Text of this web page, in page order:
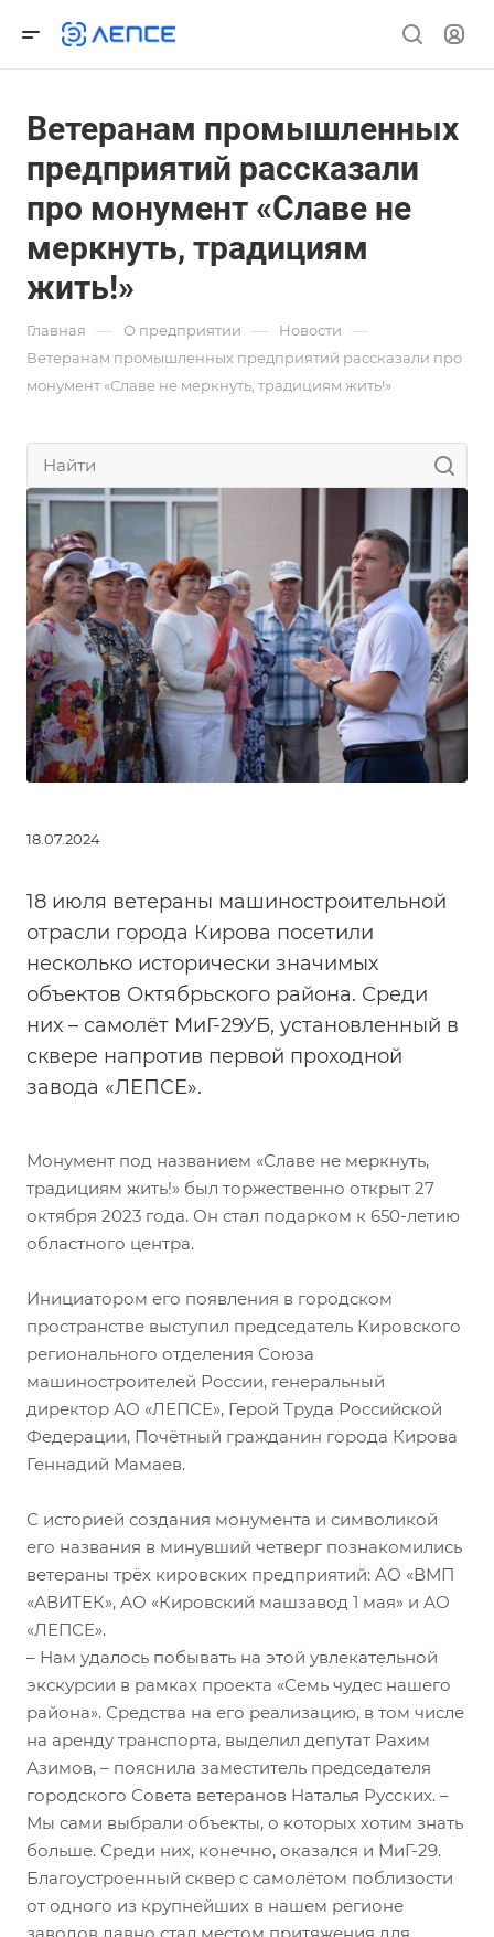
Ветеранам промышленных
предприятий рассказали
про монумент «Славе не
меркнуть, традициям
жить!»
Главная — О предприятии — Новости —
Ветеранам промышленных предприятий рассказали про
монумент «Славе не меркнуть, традициям жить!»
18.07.2024
18 июля ветераны машиностроительной
отрасли города Кирова посетили
несколько исторически значимых
объектов Октябрьского района. Среди
них – самолёт МиГ-29УБ, установленный в
сквере напротив первой проходной
завода «ЛЕПСЕ».
Монумент под названием «Славе не меркнуть,
традициям жить!» был торжественно открыт 27
октября 2023 года. Он стал подарком к 650-летию
областного центра.
Инициатором его появления в городском
пространстве выступил председатель Кировского
регионального отделения Союза
машиностроителей России, генеральный
директор АО «ЛЕПСЕ», Герой Труда Российской
Федерации, Почётный гражданин города Кирова
Геннадий Мамаев.
С историей создания монумента и символикой
его названия в минувший четверг познакомились
ветераны трёх кировских предприятий: АО «ВМП
«АВИТЕК», АО «Кировский машзавод 1 мая» и АО
«ЛЕПСЕ».
– Нам удалось побывать на этой увлекательной
экскурсии в рамках проекта «Семь чудес нашего
района». Средства на его реализацию, в том числе
на аренду транспорта, выделил депутат Рахим
Азимов, – пояснила заместитель председателя
городского Совета ветеранов Наталья Русских. –
Мы сами выбрали объекты, о которых хотим знать
больше. Среди них, конечно, оказался и МиГ-29.
Благоустроенный сквер с самолётом поблизости
от одного из крупнейших в нашем регионе
заводов давно стал местом притяжения для